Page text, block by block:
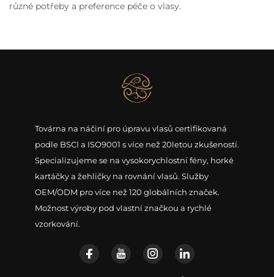
různé potřeby a preference péče o vlasy.
Továrna na náčiní pro úpravu vlasů certifikovaná
podle BSCI a ISO9001 s více než 20letou zkušeností.
Specializujeme se na vysokorychlostní fény, horké
kartáčky a žehličky na rovnání vlasů. Služby
OEM/ODM pro více než 120 globálních značek.
Možnost výroby pod vlastní značkou a rychlé
vzorkování.